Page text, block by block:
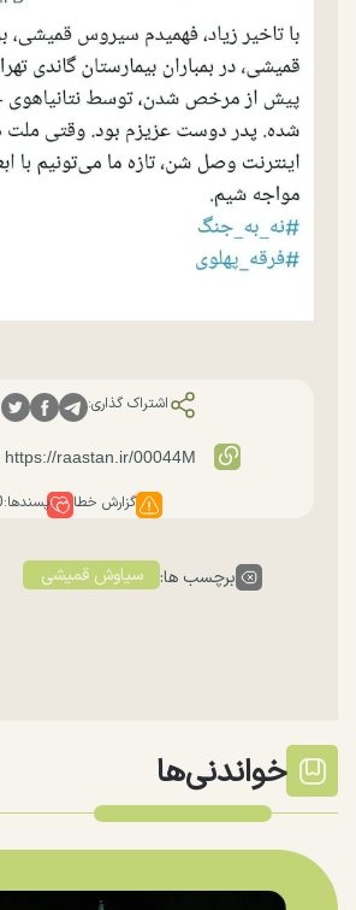
اشتراک گذاری:
گزارش خطا پسندها:
برچسب ها: سیاوش قمیشی
خواندنی‌ها